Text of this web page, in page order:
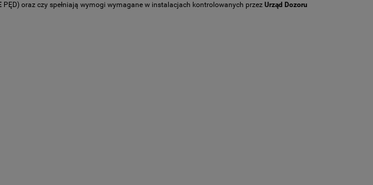
PĘD) oraz czy spełniają wymogi wymagane w instalacjach kontrolowanych przez Urząd Dozoru